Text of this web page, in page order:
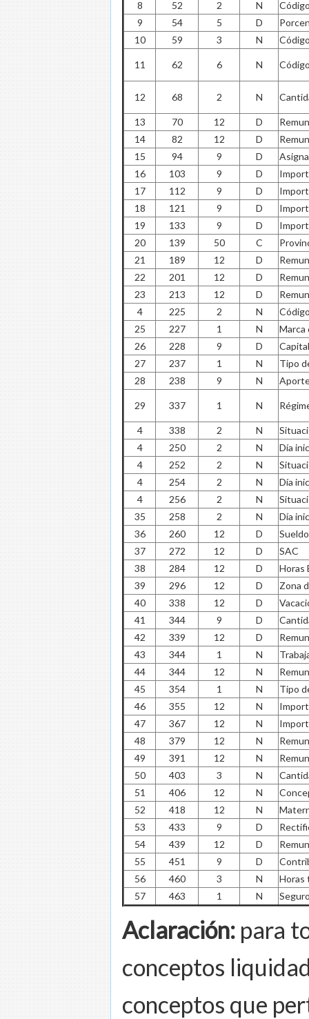
8 52 2 N
9
54 5 D
10
59 3 N
11 62 6 N
12 68 2 N
13 70 12 D
14
82 12 D
15
94 9 D
16
103 9 D
17
112 9 D
18
121 9 D
19
133 9 D
20
139 50 C
21
189 12 D
22
201 12 D
23
213 12 D
4
225 2 N
25
227 1 N
Marca
26
228 9 D
27
237 1 N
Tipo
28
238 9 N
29 337 1 N
4 338 2 N
4
250 2 N
Día
4
252 2 N
4
254 2 N
Día
4
256 2 N
35
258 2 N
Día
36
260 12 D
37
272 12 D
SAC
38
284 12 D
Horas
39
296 12 D
Zona
40
338 12 D
41
344 9 D
42
339 12 D
43
344 1 N
44
344 12 N
45
354 1 N
Tipo
46
355 12 N
47
367 12 N
48
379 12 N
49
391 12 N
50
403 3 N
51
406 12 N
52
418 12 N
53
433 9 D
54
439 12 D
55
451 9 D
56
460 3 N
Horas
57
463 1 N
Aclaración: para
conceptos
conceptos que